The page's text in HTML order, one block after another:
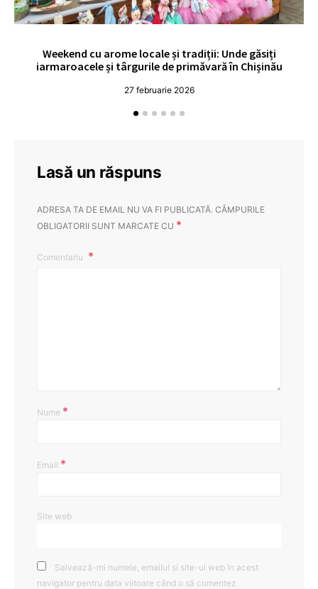
Weekend cu arome locale și tradiții: Unde găsiți
iarmaroacele și târgurile de primăvară în Chișinău
27 februarie 2026
Lasă un răspuns
ADRESA TA DE EMAIL NU VA FI PUBLICATĂ. CÂMPURILE
OBLIGATORII SUNT MARCATE CU *
Comentariu
Nume *
Email *
Site web
Salvează-mi numele, emailul și site-ul web în acest
navigator pentru data viitoare când o să comentez.